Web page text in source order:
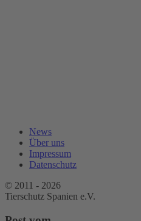
News
Über uns
Impressum
Datenschutz
© 2011 - 2026
Tierschutz Spanien e.V.